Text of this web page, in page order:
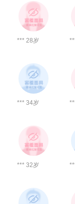
*** 28岁
*** 34岁
*** 32岁